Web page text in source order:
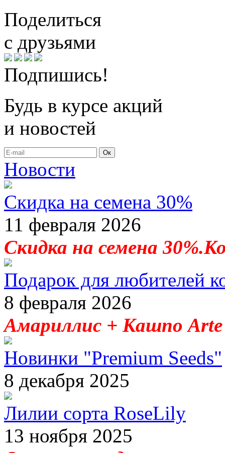
Поделиться
с друзьями
Подпишись!
Будь в курсе акций
и новостей
Ок
Новости
Скидка на семена 30%
11 февраля 2026
Скидка на семена
Подарок для любителей
8 февраля 2026
Амариллис + Кашпо
Новинки "Premium Seeds"
8 декабря 2025
Лилии сорта RoseLily
13 ноября 2025